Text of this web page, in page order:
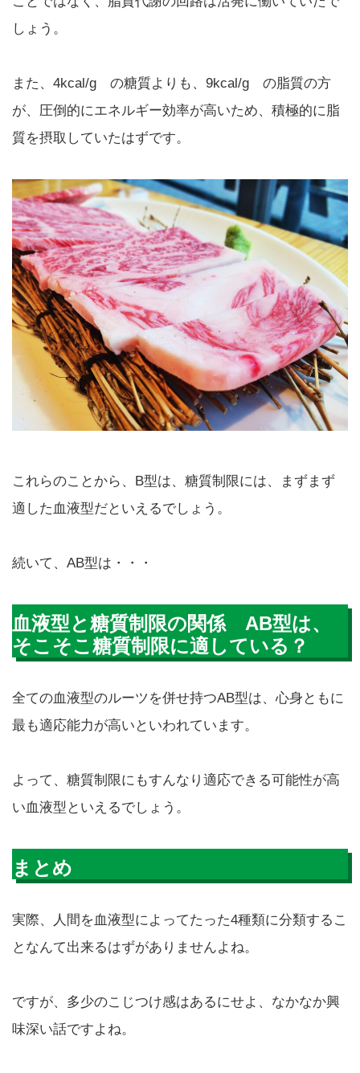
しょう。
また、4kcal/g の糖質よりも、9kcal/g の脂質の方
が、圧倒的にエネルギー効率が高いため、積極的に脂
質を摂取していたはずです。
これらのことから、B型は、糖質制限には、まずまず
適した血液型だといえるでしょう。
続いて、AB型は・・・
血液型と糖質制限の関係 AB型は、
そこそこ糖質制限に適している？
全ての血液型のルーツを併せ持つAB型は、心身ともに
最も適応能力が高いといわれています。
よって、糖質制限にもすんなり適応できる可能性が高
い血液型といえるでしょう。
まとめ
実際、人間を血液型によってたった4種類に分類するこ
となんて出来るはずがありませんよね。
ですが、多少のこじつけ感はあるにせよ、なかなか興
味深い話ですよね。